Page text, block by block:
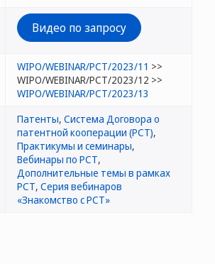
Видео по запросу
WIPO/WEBINAR/PCT/2023/11 >>
WIPO/WEBINAR/PCT/2023/12 >>
WIPO/WEBINAR/PCT/2023/13
Патенты, Система Договора о
патентной кооперации (РСТ),
Практикумы и семинары,
Вебинары по РСТ,
Дополнительные темы в рамках
РСТ, Серия вебинаров
«Знакомство с PCT»